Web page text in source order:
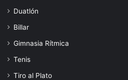
Duatlón
Billar
Gimnasia Rítmica
Tenis
Tiro al Plato